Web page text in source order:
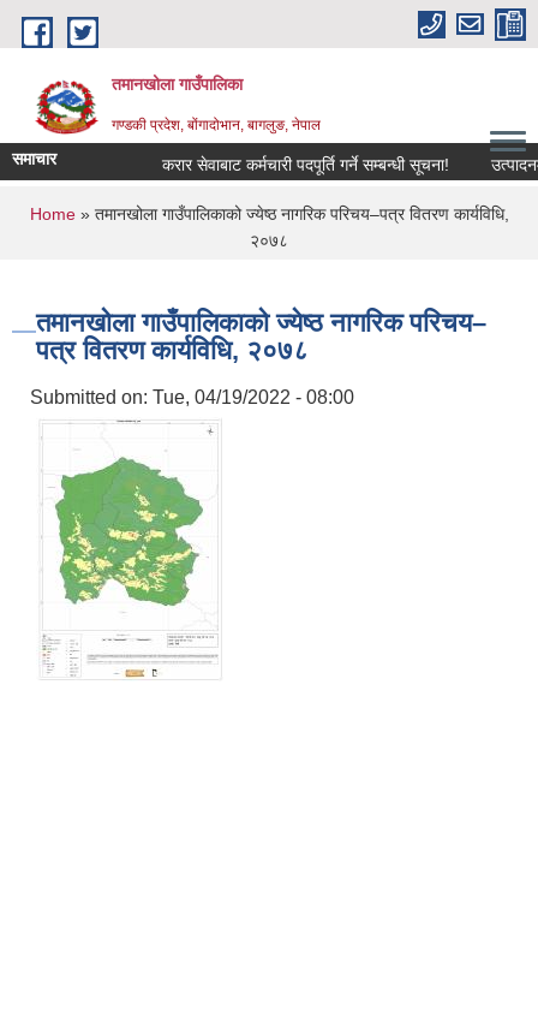
Skip to main content
तमानखोला गाउँपालिका
गण्डकी प्रदेश, बोंगादोभान, बागलुङ, नेपाल
समाचार करार सेवाबाट कर्मचारी पदपूर्ति गर्ने सम्बन्धी सूचना!
You are here
Home» ‍‍तमानखोला गाउँपालिकाको ज्येष्ठ नागरिक परिचय–पत्र वितरण कार्यविधि,
२०७८
‍‍तमानखोला गाउँपालिकाको ज्येष्ठ नागरिक परिचय–
पत्र वितरण कार्यविधि, २०७८
Submitted on: Tue, 04/19/2022 - 08:00